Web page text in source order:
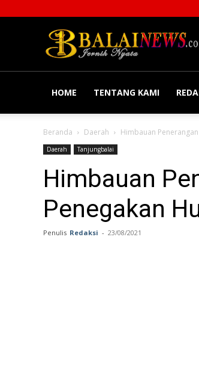
HOME TENTANG KAMI
Beranda Daerah Himbauan
Daerah Tanjungbalai
Himbauan
Penegakan
Penulis Redaksi - 23/08/2021